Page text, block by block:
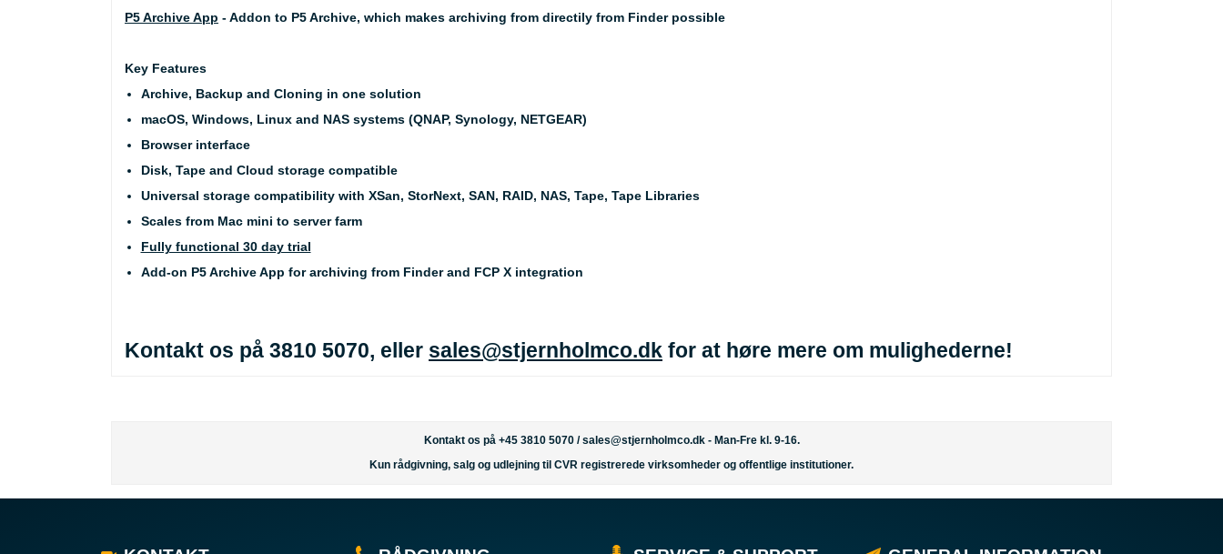
P5 Archive App - Addon to P5 Archive, which makes archiving from directily from Finder possible
Key Features
Archive, Backup and Cloning in one solution
macOS, Windows, Linux and NAS systems (QNAP, Synology, NETGEAR)
Browser interface
Disk, Tape and Cloud storage compatible
Universal storage compatibility with XSan, StorNext, SAN, RAID, NAS, Tape, Tape Libraries
Scales from Mac mini to server farm
Fully functional 30 day trial
Add-on P5 Archive App for archiving from Finder and FCP X integration
Kontakt os på 3810 5070, eller sales@stjernholmco.dk for at høre mere om mulighederne!
Kontakt os på +45 3810 5070 /sales@stjernholmco.dk- Man-Fre kl. 9-16.
Kun rådgivning, salg og udlejning til CVR registrerede virksomheder og offentlige institutioner.